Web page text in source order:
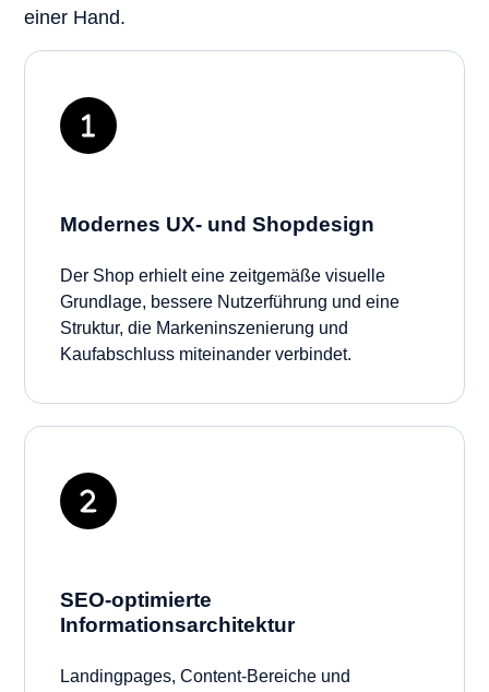
einer Hand.
Modernes UX- und Shopdesign
Der Shop erhielt eine zeitgemäße visuelle
Grundlage, bessere Nutzerführung und eine
Struktur, die Markeninszenierung und
Kaufabschluss miteinander verbindet.
SEO-optimierte
Informationsarchitektur
Landingpages, Content-Bereiche und